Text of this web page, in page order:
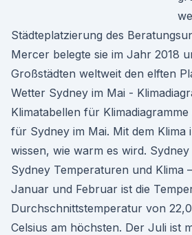
Städteplatzierung des
Mercer belegte sie im Jahr 2018
Großstädten weltweit den elften
Wetter Sydney im Mai -
Klimatabellen für
für Sydney im Mai. Mit dem Klima
wissen, wie warm es wird.
Sydney Temperaturen und Klima
Januar und Februar ist die
Durchschnittstemperatur von
Celsius am höchsten. Der Juli ist